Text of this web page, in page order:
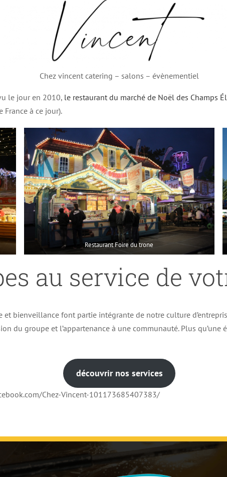
Chez vincent catering – salons – évènementiel
le jour en 2010, le restaurant du marché de Noël des Champs
à ce jour).
Restaurant Foire du trone
au service de
bienveillance font partie intégrante de notre culture
du groupe et l’appartenance à une communauté. Plus
découvrir nos services
Chez-Vincent-101173685407383/